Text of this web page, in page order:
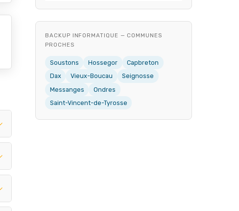
BACKUP INFORMATIQUE — COMMUNES
PROCHES
Soustons Hossegor
Capbreton
Dax
Vieux-Boucau
Seignosse
Messanges
Ondres
Saint-Vincent-de-Tyrosse